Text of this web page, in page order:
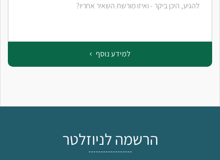
להגיע, היכן ביקר - ואיזו מורשת השאיר אחריו?
למידע נוסף
הרשמה לניוזלטר